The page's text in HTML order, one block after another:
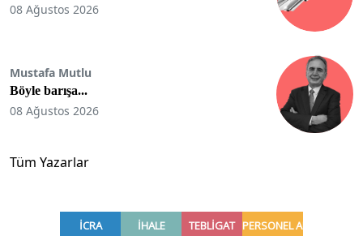
08 Ağustos 2026
Mustafa Mutlu
Böyle barışa...
08 Ağustos 2026
Tüm Yazarlar